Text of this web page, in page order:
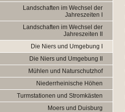
Landschaften im Wechsel der
Jahreszeiten I
Landschaften im Wechsel der
Jahreszeiten II
Die Niers und Umgebung I
Die Niers und Umgebung II
Mühlen und Naturschutzhof
Niederrheinische Höhen
Turmstationen und Stromkästen
Moers und Duisburg